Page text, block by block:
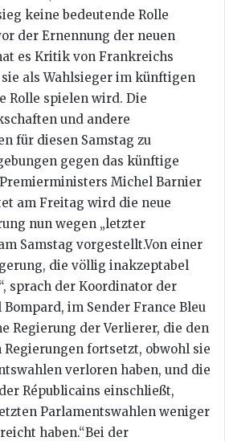
keine bedeutende Rolle
der Ernennung der neuen
es Kritik von Frankreichs
als Wahlsieger im künftigen
Rolle spielen wird. Die
und andere
für diesen Samstag zu
gegen das künftige
Michel Barnier
am Freitag wird die neue
nun wegen „letzter
Samstag vorgestellt.Von einer
die völlig inakzeptabel
sprach der Koordinator der
im Sender France Bleu
Regierung der Verlierer, die den
fortsetzt, obwohl sie
verloren haben, und die
Républicains einschließt,
Parlamentswahlen weniger
haben.“Bei der